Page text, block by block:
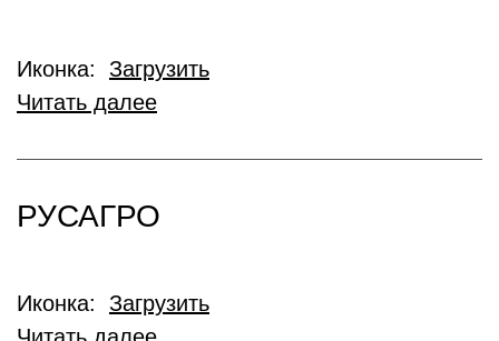
Иконка: Загрузить
Читать далее
РУСАГРО
Иконка: Загрузить